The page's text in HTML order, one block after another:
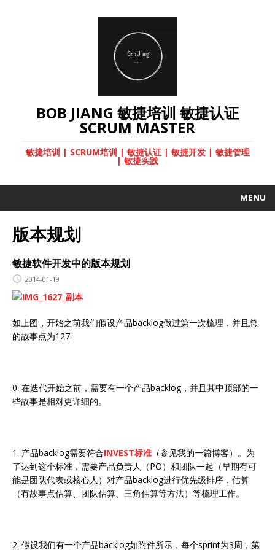
BOB JIANG 敏捷培训 敏捷认证
SCRUM MASTER
敏捷培训 | SCRUM培训 | 敏捷认证 | 敏捷开发 | 敏捷管理
| 敏捷实践
MENU
版本规划
敏捷软件开发中的版本规划
2014-01-19
如上图，开始之前我们假设产品backlog做过第一次梳理，并且总
的故事点为127.
0. 在迭代开始之前，需要有一个产品backlog，并且其中顶部的一
些故事是相对更详细的。
1. 产品backlog需要符合INVEST标准 （参见我的一篇博客）。为
了达到这个标准，需要产品负责人（PO）和团队一起（早期有可
能是团队代表或核心人）对产品backlog进行优先级排序，估算
（有故事点估算、团队估算、三角估算等方法）等梳理工作。
2. 假设我们有一个产品backlog如附件所示，每个sprint为3周，第